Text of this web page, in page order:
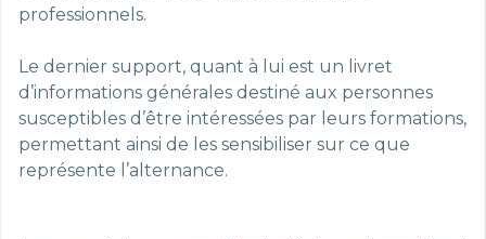
professionnels.
Le dernier support, quant à lui est un livret
d’informations générales destiné aux personnes
susceptibles d’être intéressées par leurs formations,
permettant ainsi de les sensibiliser sur ce que
représente l’alternance.